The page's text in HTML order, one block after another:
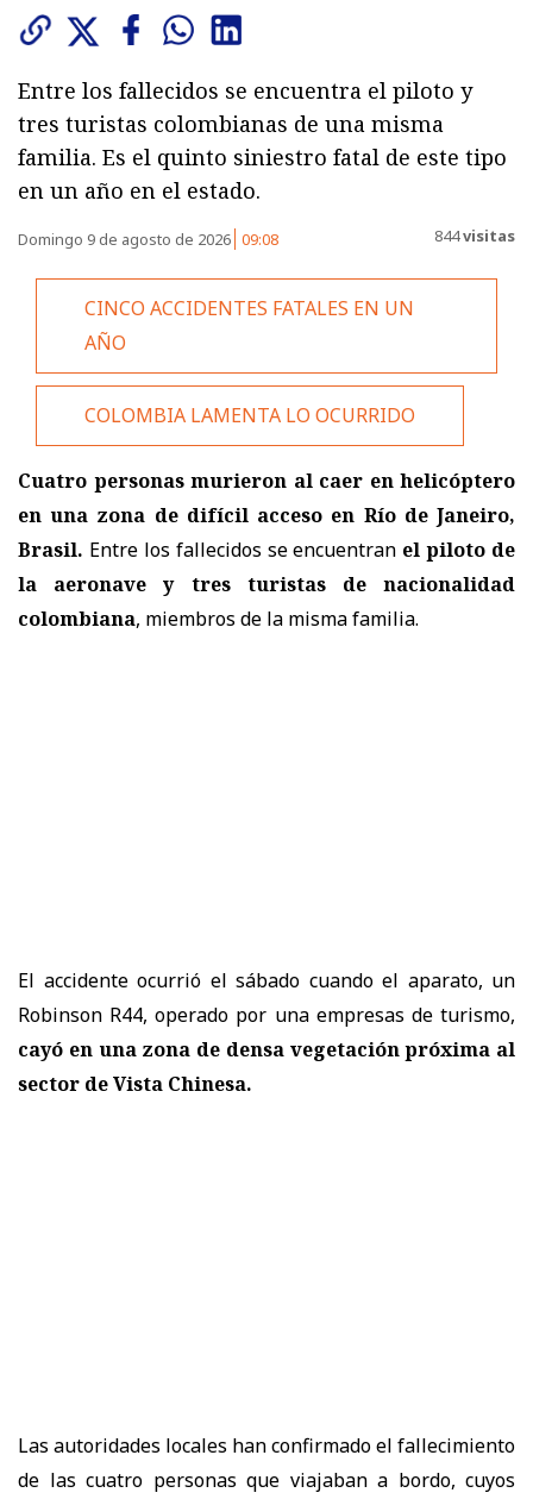
Entre los fallecidos se encuentra el piloto y
tres turistas colombianas de una misma
familia. Es el quinto siniestro fatal de este tipo
en un año en el estado.
Domingo 9 de agosto de 2026 09:08 844visitas
CINCO ACCIDENTES FATALES EN UN
AÑO
COLOMBIA LAMENTA LO OCURRIDO
Cuatro personas murieron al caer en helicóptero
en una zona de difícil acceso en Río de Janeiro,
Brasil. Entre los fallecidos se encuentran el piloto de
la aeronave y
tres turistas de nacionalidad
colombiana, miembros de la misma familia.
El accidente ocurrió el sábado cuando el aparato, un
Robinson R44, operado por una empresas de turismo,
cayó en una zona de densa vegetación próxima al
sector de Vista Chinesa.
Las autoridades locales han confirmado el fallecimiento
de las cuatro personas que viajaban a bordo, cuyos